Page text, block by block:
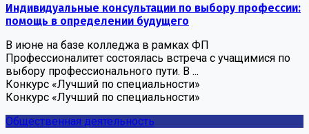
Индивидуальные консультации по выбору профессии:
помощь в определении будущего
В июне на базе колледжа в рамках ФП
Профессионалитет состоялась встреча с учащимися по
выбору профессионального пути. В ...
Конкурс «Лучший по специальности»
Конкурс «Лучший по специальности»
Общественная деятельность